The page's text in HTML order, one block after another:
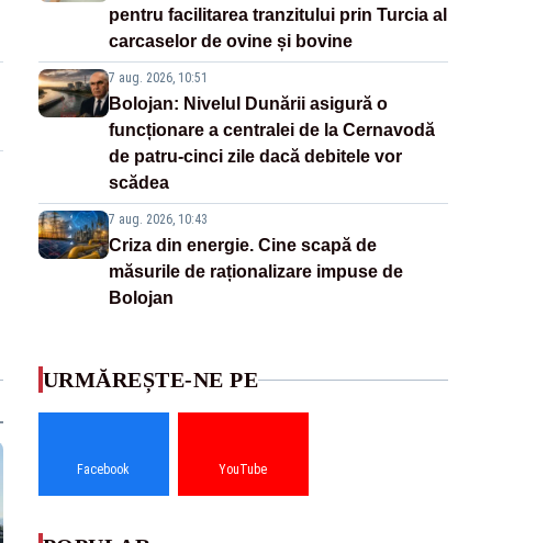
pentru facilitarea tranzitului prin Turcia al
carcaselor de ovine și bovine
7 aug. 2026, 10:51
Bolojan: Nivelul Dunării asigură o
funcționare a centralei de la Cernavodă
de patru-cinci zile dacă debitele vor
scădea
7 aug. 2026, 10:43
Criza din energie. Cine scapă de
măsurile de raționalizare impuse de
Bolojan
URMĂREȘTE-NE PE
Facebook YouTube